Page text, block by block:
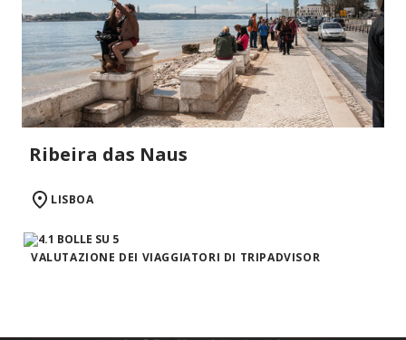
Ribeira das Naus
LISBOA
VALUTAZIONE DEI VIAGGIATORI DI TRIPADVISOR